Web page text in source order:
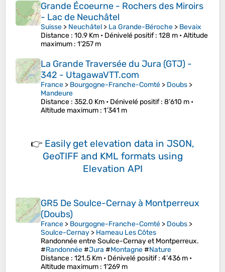
Grande Écoeurne - Rochers des Miroirs
- Lac de Neuchâtel
Suisse > Neuchâtel > La Grande-Béroche > Bevaix
Distance : 10.9 Km • Dénivelé positif: 128 m •Altitude
maximum : 1’257 m
La Grande Traversée du Jura (GTJ) -
342 - UtagawaVTT.com
France > Bourgogne-Franche-Comté > Doubs >
Mandeure
Distance : 352.0 Km • Dénivelé positif: 8’610 m •
Altitude maximum : 1’341 m
👉 Easily get elevation data in JSON,
GeoTIFF and KML formats using
Elevation API
GR5 De Soulce-Cernay à Montperreux
(Doubs)
France > Bourgogne-Franche-Comté > Doubs >
Soulce-Cernay > Hameau Les Côtes
Randonnée entre Soulce-Cernay et Montperreux.
#Randonnée#Jura #Montagne#Nature
Distance : 121.5 Km • Dénivelé positif: 4’436 m •
Altitude maximum : 1’269 m